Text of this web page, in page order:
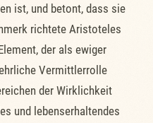
ist, und betont, dass sie
richtete Aristoteles
der als ewiger
Vermittlerrolle
der Wirklichkeit
und lebenserhaltendes